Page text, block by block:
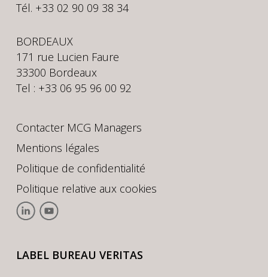
Tél. +33 02 90 09 38 34
BORDEAUX
171 rue Lucien Faure
33300 Bordeaux
Tel : +33 06 95 96 00 92
Contacter MCG Managers
Mentions légales
Politique de confidentialité
Politique relative aux cookies
LABEL BUREAU VERITAS